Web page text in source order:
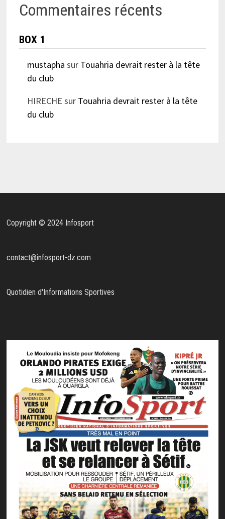
Commentaires récents
BOX 1
mustapha sur Touahria devrait rester à la tête
du club
HIRECHE sur Touahria devrait rester à la tête
du club
Copyright © 2024 Infosport
contact@infosport-dz.com
Quotidien d'Informations Sportives